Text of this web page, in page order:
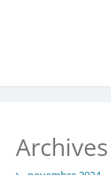
Archives